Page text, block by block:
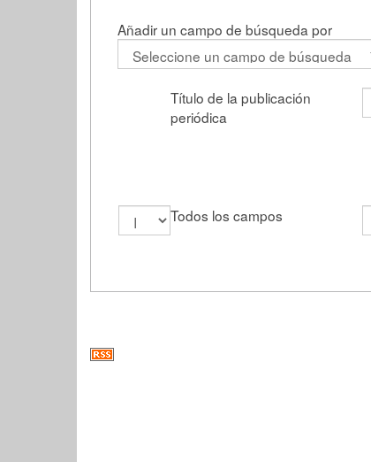
Añadir un campo de búsqueda por
Título de la publicación
periódica
Todos los campos